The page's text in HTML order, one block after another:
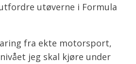
utøverne i Formula
fra ekte motorsport,
jeg skal kjøre under